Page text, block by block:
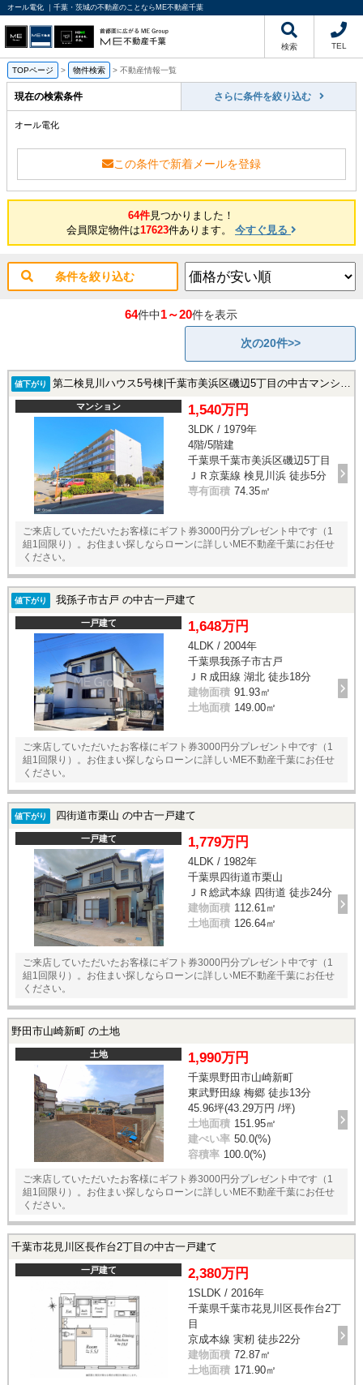
オール電化 ｜千葉・茨城の不動産のことならME不動産千葉
検索 TEL
TOPページ > 物件検索 > 不動産情報一覧
現在の検索条件 さらに条件を絞り込む
オール電化
この条件で新着メールを登録
64件見つかりました！
会員限定物件は17623件あります。 今すぐ見る
条件を絞り込む
64件中1～20件を表示
次の20件>>
値下がり 第二検見川ハウス5号棟|千葉市美浜区磯辺5丁目の中古マンション
マンション 1,540万円
3LDK / 1979年
4階/5階建
千葉県千葉市美浜区磯辺5丁目
ＪＲ京葉線 検見川浜 徒歩5分
専有面積 74.35㎡
ご来店していただいたお客様にギフト券3000円分プレゼント中です（1
組1回限り）。お住まい探しならローンに詳しいME不動産千葉にお任せ
ください。
値下がり 我孫子市古戸 の中古一戸建て
一戸建て 1,648万円
4LDK / 2004年
千葉県我孫子市古戸
ＪＲ成田線 湖北 徒歩18分
建物面積 91.93㎡
土地面積 149.00㎡
ご来店していただいたお客様にギフト券3000円分プレゼント中です（1
組1回限り）。お住まい探しならローンに詳しいME不動産千葉にお任せ
ください。
値下がり 四街道市栗山 の中古一戸建て
一戸建て 1,779万円
4LDK / 1982年
千葉県四街道市栗山
ＪＲ総武本線 四街道 徒歩24分
建物面積 112.61㎡
土地面積 126.64㎡
ご来店していただいたお客様にギフト券3000円分プレゼント中です（1
組1回限り）。お住まい探しならローンに詳しいME不動産千葉にお任せ
ください。
野田市山崎新町 の土地
土地 1,990万円
千葉県野田市山崎新町
東武野田線 梅郷 徒歩13分
45.96坪(43.29万円 /坪)
土地面積 151.95㎡
建ぺい率 50.0(%)
容積率 100.0(%)
ご来店していただいたお客様にギフト券3000円分プレゼント中です（1
組1回限り）。お住まい探しならローンに詳しいME不動産千葉にお任せ
ください。
千葉市花見川区長作台2丁目の中古一戸建て
一戸建て 2,380万円
1SLDK / 2016年
千葉県千葉市花見川区長作台2丁
目
京成本線 実籾 徒歩22分
建物面積 72.87㎡
土地面積 171.90㎡